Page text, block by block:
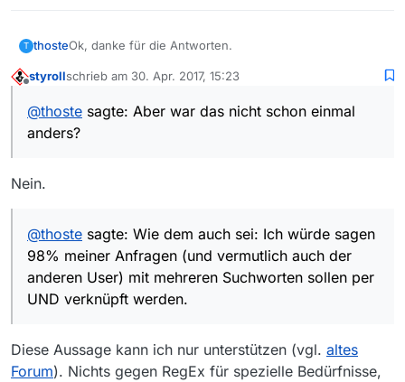
T thosteOk, danke für die Antworten.
Aber war das nicht schon einmal anders?
früher immer ein Blank eine UND-Verknüpfung in der
Suchanfrage darstellte?
Wie dem auch sei: Ich würde sagen 98% meiner
Anfragen (und vermutlich auch der anderen User) mit
etwas “spezielle”
RegExp Syntax zu merken.
styrollschrieb am 30. Apr. 2017, 15:23
zuletzt editiert von
@thoste sagte: Aber war das nicht schon einmal
anders?
Nein.
@thoste sagte: Wie dem auch sei: Ich würde sagen
98% meiner Anfragen (und vermutlich auch der
anderen User) mit mehreren Suchworten sollen per
UND verknüpft werden.
Diese Aussage kann ich nur unterstützen (vgl. altes
Forum). Nichts gegen RegEx für spezielle Bedürfnisse,